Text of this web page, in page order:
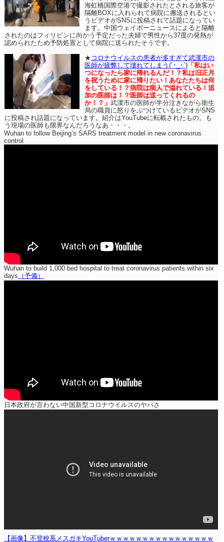
海虹橋国際空港で撮影されたとされる旅客が
隔離BOXに入れられて病院に搬送されるとい
うビデオがSNSに投稿されて話題になってい
ます。中国ウェイボーニュースによると隔離
されたのはフィリピンに向かう予定だった夫婦で男性から37度の発熱が
認められたため予防処置として病院に送られたそうです。
★ コロナウイルスの患者が多すぎて武漢市の
医師が疲弊して壊れてしまう(´･_･`) 「私はい
つになったら家に帰れるんだ！？私は旧正月
を祝うために家に帰りたい！あなたたちは何
をしている！？病院は病人で溢れている！追
加の医師は！？医師は送ってくれるの
か！？」 武漢市の医師が半分泣きながら衛生
局の職員に怒りをぶつけているビデオがSNS
に投稿され話題になっています。紹介はYouTubeに転載されたもの。も
う現場の医師も限界なんだろうなあ・・・。
Wuhan to follow Beijing’s SARS treatment model in new coronavirus
control
Wuhan to build 1,000 bed hospital to treat coronavirus patients within six
days （予備）
日本政府が言わない中国新型コロナウイルスのヤバさ
【画像】不登校系メスガキYouTuberｗｗｗｗｗｗｗｗｗｗｗｗｗｗｗｗ